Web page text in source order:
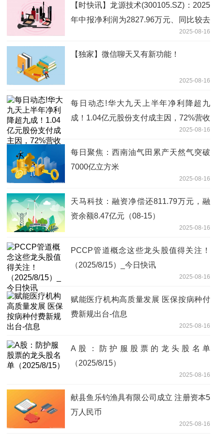
【时快讯】龙源技术(300105.SZ)：2025
年中报净利润为2827.96万元、同比较去
2025-08-16
【独家】微信聊天又有新功能！
2025-08-16
每日动态!华大九天上半年净利降超九
成！1.04亿元股份支付成主因，72%营收
2025-08-16
每日聚焦：西南油气田累产天然气突破
7000亿立方米
2025-08-16
天马科技：融资净偿还811.79万元，融
资余额8.47亿元（08-15）
2025-08-16
PCCP管道概念这些龙头股值得关注！
（2025/8/15）_今日快讯
2025-08-16
赋能医疗机构高质量发展 医保按病种付
费新规出台-信息
2025-08-16
A股：防护服股票的龙头股名单
（2025/8/15）
2025-08-16
献县鱼乐钓渔具有限公司成立 注册资本5
万人民币
2025-08-16